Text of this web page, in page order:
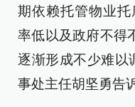
期依赖托管物业
率低以及政府不得
逐渐形成不少难以
事处主任胡坚勇告